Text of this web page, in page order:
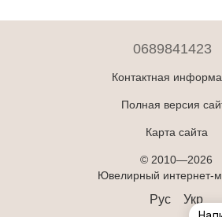
0689841423
Контактная
Полная версия
Карта сайта
© 2010—2026
Ювелирный интернет-
Рус Укр